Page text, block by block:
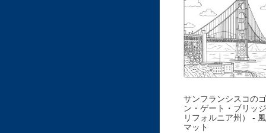
サンフランシスコの
ン・ゲート・ブリッ
リフォルニア州） -
マット